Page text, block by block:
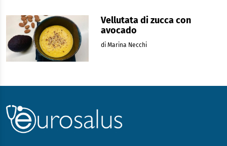
Vellutata di zucca con
avocado
di Marina Necchi